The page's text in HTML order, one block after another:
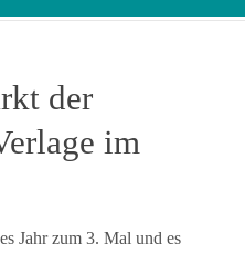
der
im
Jahr zum 3. Mal und es